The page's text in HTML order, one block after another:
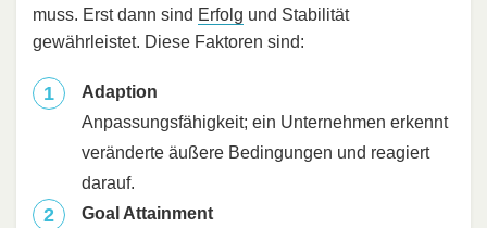
muss. Erst dann sind Erfolg und Stabilität
gewährleistet. Diese Faktoren sind:
Adaption
Anpassungsfähigkeit; ein Unternehmen erkennt
veränderte äußere Bedingungen und reagiert
darauf.
Goal Attainment